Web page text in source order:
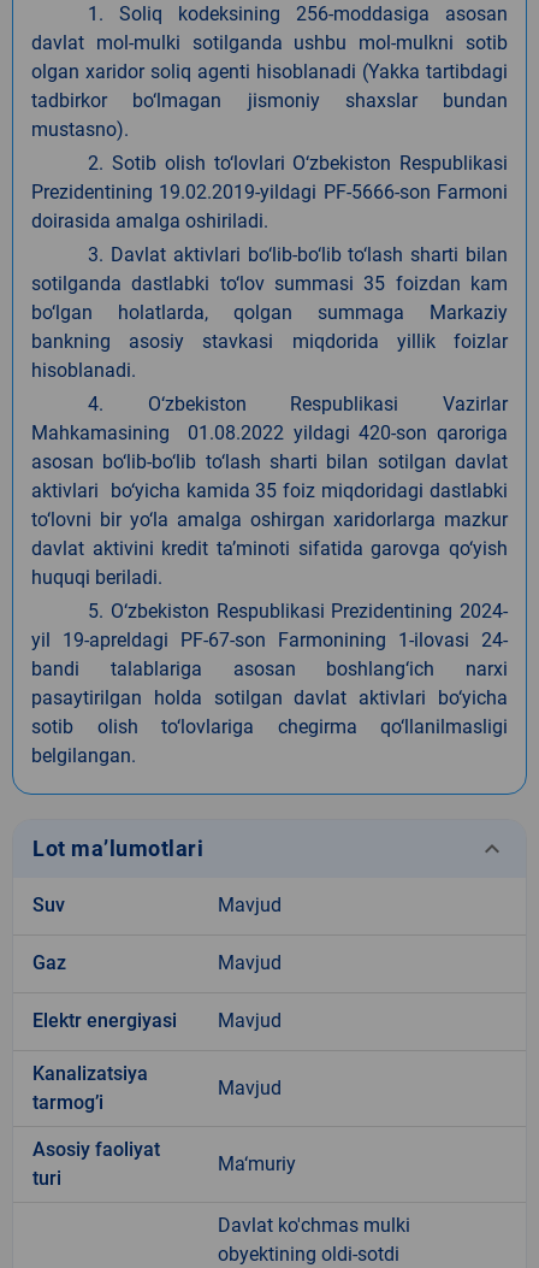
1. Soliq kodeksining 256-moddasiga asosan
davlat mol-mulki sotilganda ushbu mol-mulkni sotib
olgan xaridor soliq agenti hisoblanadi (Yakka tartibdagi
tadbirkor bo‘lmagan jismoniy shaxslar bundan
mustasno).
2. Sotib olish to‘lovlari O‘zbekiston Respublikasi
Prezidentining 19.02.2019-yildagi PF-5666-son Farmoni
doirasida amalga oshiriladi.
3. Davlat aktivlari bo‘lib-bo‘lib to‘lash sharti bilan
sotilganda dastlabki to‘lov summasi 35 foizdan kam
bo‘lgan holatlarda, qolgan summaga Markaziy
bankning asosiy stavkasi miqdorida yillik foizlar
hisoblanadi.
4. O‘zbekiston Respublikasi Vazirlar
Mahkamasining 01.08.2022 yildagi 420-son qaroriga
asosan bo‘lib-bo‘lib to‘lash sharti bilan sotilgan davlat
aktivlari bo‘yicha kamida 35 foiz miqdoridagi dastlabki
to‘lovni bir yo‘la amalga oshirgan xaridorlarga mazkur
davlat aktivini kredit ta’minoti sifatida garovga qo‘yish
huquqi beriladi.
5. O‘zbekiston Respublikasi Prezidentining 2024-
yil 19-apreldagi PF-67-son Farmonining 1-ilovasi 24-
bandi talablariga asosan boshlang‘ich narxi
pasaytirilgan holda sotilgan davlat aktivlari bo‘yicha
sotib olish to‘lovlariga chegirma qo‘llanilmasligi
belgilangan.
Lot ma’lumotlari keyboard_arrow_down
Suv Mavjud
Gaz Mavjud
Elektr energiyasi Mavjud
Kanalizatsiya
tarmogʼi
Mavjud
Аsosiy faoliyat
turi
Ma‘muriy
Davlat ko'chmas mulki
obyektining oldi-sotdi